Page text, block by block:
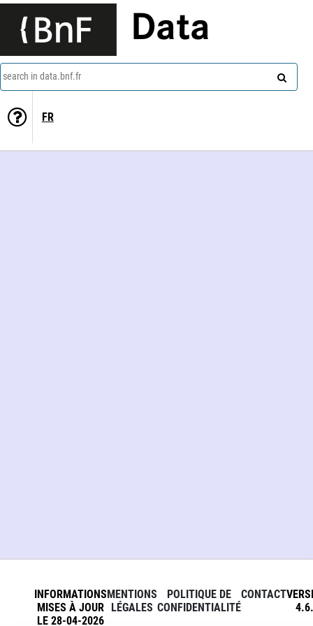
Data
search in data.bnf.fr
FR
INFORMATIONS
MISES À JOUR
LE 28-04-2026
MENTIONS
LÉGALES
POLITIQUE DE
CONFIDENTIALITÉ
CONTACT